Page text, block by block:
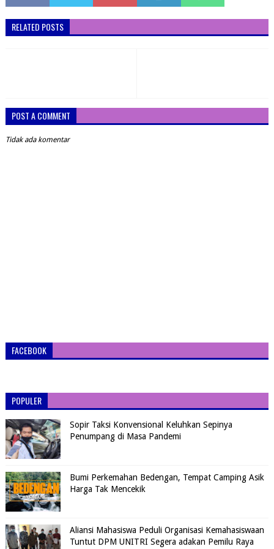
RELATED POSTS
POST A COMMENT
Tidak ada komentar
FACEBOOK
POPULER
Sopir Taksi Konvensional Keluhkan Sepinya
Penumpang di Masa Pandemi
Bumi Perkemahan Bedengan, Tempat Camping Asik
Harga Tak Mencekik
Aliansi Mahasiswa Peduli Organisasi Kemahasiswaan
Tuntut DPM UNITRI Segera adakan Pemilu Raya